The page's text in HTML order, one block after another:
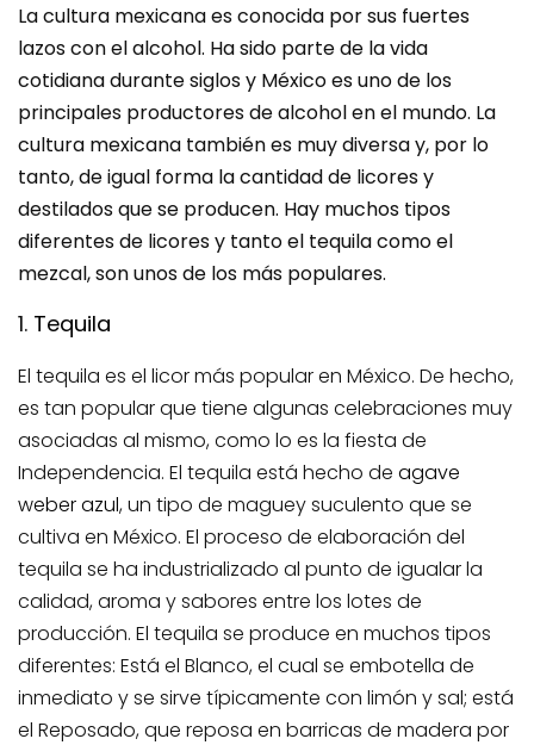
La cultura mexicana es conocida por sus fuertes
lazos con el alcohol. Ha sido parte de la vida
cotidiana durante siglos y México es uno de los
principales productores de alcohol en el mundo. La
cultura mexicana también es muy diversa y, por lo
tanto, de igual forma la cantidad de licores y
destilados que se producen. Hay muchos tipos
diferentes de licores y tanto el tequila como el
mezcal, son unos de los más populares.
1. Tequila
El tequila es el licor más popular en México. De hecho,
es tan popular que tiene algunas celebraciones muy
asociadas al mismo, como lo es la fiesta de
Independencia. El tequila está hecho de agave
weber azul, un tipo de maguey suculento que se
cultiva en México. El proceso de elaboración del
tequila se ha industrializado al punto de igualar la
calidad, aroma y sabores entre los lotes de
producción. El tequila se produce en muchos tipos
diferentes: Está el Blanco, el cual se embotella de
inmediato y se sirve típicamente con limón y sal; está
el Reposado, que reposa en barricas de madera por